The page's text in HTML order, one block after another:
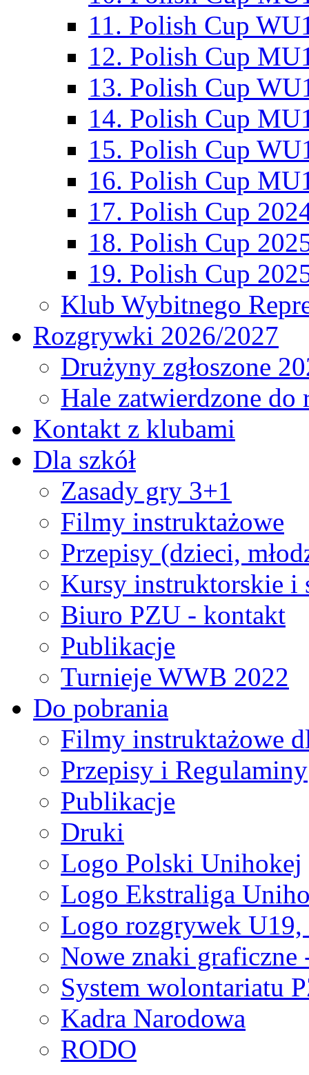
11. Polish Cup
12. Polish Cup
13. Polish Cup
14. Polish Cup
15. Polish Cup
16. Polish Cup
17. Polish Cup
18. Polish Cup
19. Polish Cup
Klub Wybitnego
Rozgrywki 2026/2027
Drużyny zgłoszone
Hale zatwierdzone
Kontakt z klubami
Dla szkół
Zasady gry 3+1
Filmy instruktażowe
Przepisy (dzieci,
Kursy instruktorskie i
Biuro PZU - kontakt
Publikacje
Turnieje WWB 2022
Do pobrania
Filmy instruktażowe
Przepisy i Regulaminy
Publikacje
Druki
Logo Polski Unihokej
Logo Ekstraliga
Logo rozgrywek
Nowe znaki graficzne
System wolontariatu
Kadra Narodowa
RODO